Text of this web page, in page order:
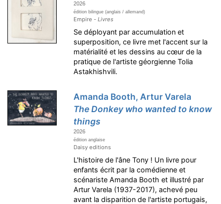
2026
édition bilingue (anglais / allemand)
Empire -Livres
Se déployant par accumulation et
superposition, ce livre met l'accent sur la
matérialité et les dessins au cœur de la
pratique de l'artiste géorgienne Tolia
Astakhishvili.
Amanda Booth, Artur Varela
The Donkey who wanted to know
things
2026
édition anglaise
Daisy editions
L'histoire de l'âne Tony ! Un livre pour
enfants écrit par la comédienne et
scénariste Amanda Booth et illustré par
Artur Varela (1937-2017), achevé peu
avant la disparition de l'artiste portugais,